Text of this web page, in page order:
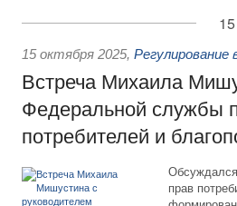
15 октября 2025,
Встреча Михаила
Федеральной службы
потребителей и
Обсуждался
прав